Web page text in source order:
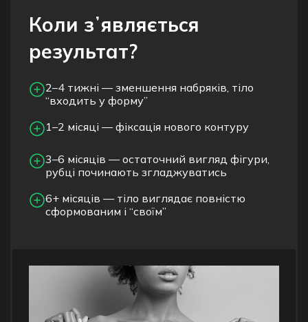
Коли зʼявляється
результат?
2–4 тижні — зменшення набряків, тіло
“входить у форму”
1–2 місяці — фіксація нового контуру
3–6 місяців — остаточний вигляд фігури,
рубці починають згладжуватись
6+ місяців — тіло виглядає повністю
сформованим і “своїм”